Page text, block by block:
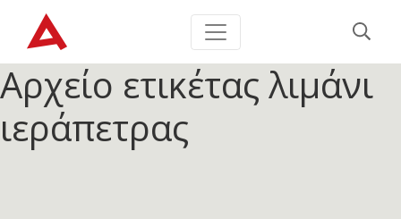
Αρχείο ετικέτας λιμάνι
ιεράπετρας